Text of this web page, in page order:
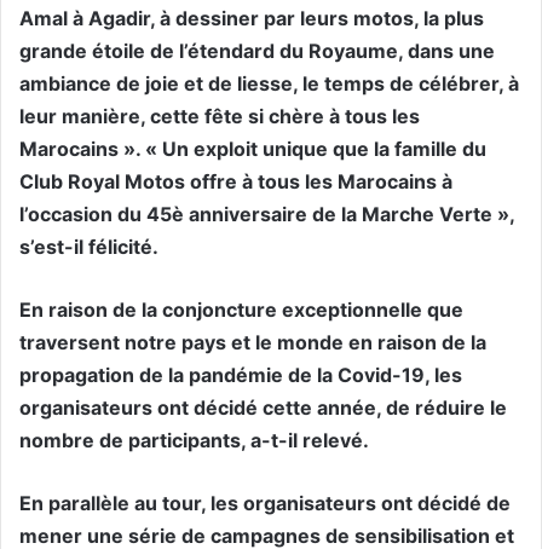
Amal à Agadir, à dessiner par leurs motos, la plus
grande étoile de l’étendard du Royaume, dans une
ambiance de joie et de liesse, le temps de célébrer, à
leur manière, cette fête si chère à tous les
Marocains ». « Un exploit unique que la famille du
Club Royal Motos offre à tous les Marocains à
l’occasion du 45è anniversaire de la Marche Verte »,
s’est-il félicité.
En raison de la conjoncture exceptionnelle que
traversent notre pays et le monde en raison de la
propagation de la pandémie de la Covid-19, les
organisateurs ont décidé cette année, de réduire le
nombre de participants, a-t-il relevé.
En parallèle au tour, les organisateurs ont décidé de
mener une série de campagnes de sensibilisation et